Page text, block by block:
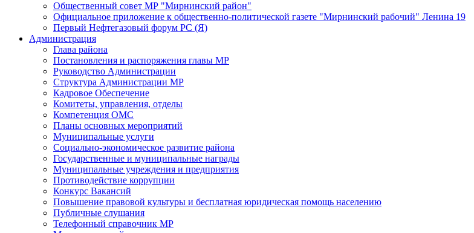
Общественный совет МР "Мирнинский район"
Официальное приложение к общественно-политической газете "Мирнинский рабочий" Ленина 19
Первый Нефтегазовый форум РС (Я)
Администрация
Глава района
Постановления и распоряжения главы МР
Руководство Администрации
Структура Администрации МР
Кадровое Обеспечение
Комитеты, управления, отделы
Компетенция ОМС
Планы основных мероприятий
Муниципальные услуги
Социально-экономическое развитие района
Государственные и муниципальные награды
Муниципальные учреждения и предприятия
Противодействие коррупции
Конкурс Вакансий
Повышение правовой культуры и бесплатная юридическая помощь населению
Публичные слушания
Телефонный справочник МР